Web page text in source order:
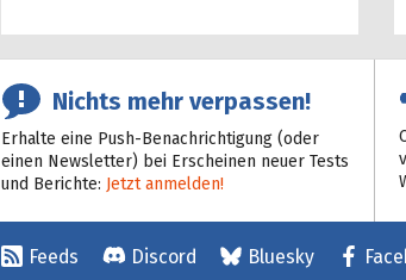
Nichts mehr verpassen!
Erhalte eine Push-Benachrichtigung (oder
einen Newsletter) bei Erscheinen neuer Tests
und Berichte: Jetzt anmelden!
Feeds Discord Bluesky